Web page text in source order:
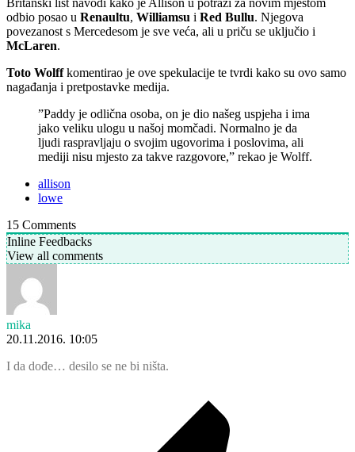
Britanski list navodi kako je Allison u potrazi za novim mjestom
odbio posao u Renaultu, Williamsu i Red Bullu. Njegova
povezanost s Mercedesom je sve veća, ali u priču se uključio i
McLaren.
Toto Wolffkomentirao je ove spekulacije te tvrdi kako su ovo samo
nagađanja i pretpostavke medija.
”Paddy je odlična osoba, on je dio našeg uspjeha i ima
jako veliku ulogu u našoj momčadi. Normalno je da
ljudi raspravljaju o svojim ugovorima i poslovima, ali
mediji nisu mjesto za takve razgovore,” rekao je Wolff.
allison
lowe
15 Comments
Inline Feedbacks
View all comments
mika
20.11.2016. 10:05
I da dođe… desilo se ne bi ništa.